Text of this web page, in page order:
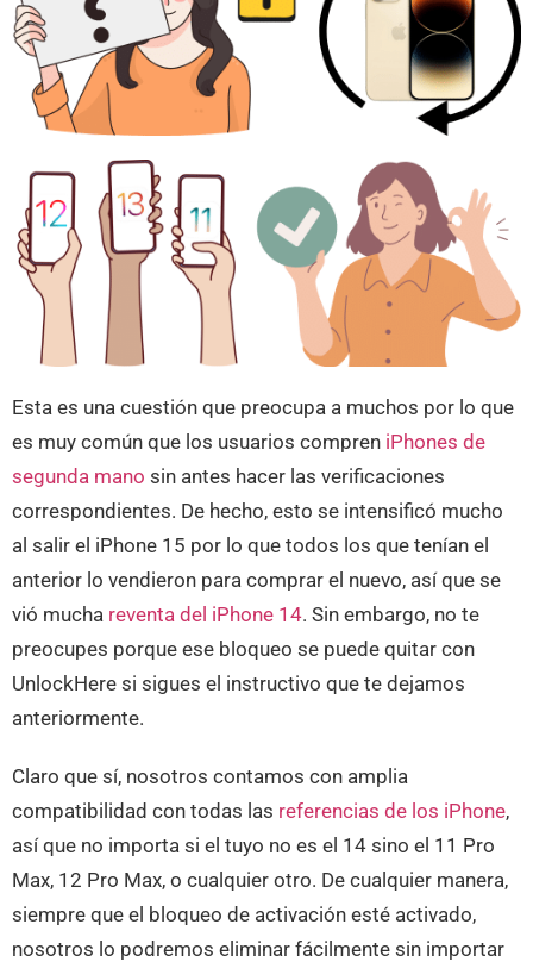
Esta es una cuestión que preocupa a muchos por lo que
es muy común que los usuarios compren iPhones de
segunda mano sin antes hacer las verificaciones
correspondientes. De hecho, esto se intensificó mucho
al salir el iPhone 15 por lo que todos los que tenían el
anterior lo vendieron para comprar el nuevo, así que se
vió mucha reventa del iPhone 14. Sin embargo, no te
preocupes porque ese bloqueo se puede quitar con
UnlockHere si sigues el instructivo que te dejamos
anteriormente.
Claro que sí, nosotros contamos con amplia
compatibilidad con todas las referencias de los iPhone,
así que no importa si el tuyo no es el 14 sino el 11 Pro
Max, 12 Pro Max, o cualquier otro. De cualquier manera,
siempre que el bloqueo de activación esté activado,
nosotros lo podremos eliminar fácilmente sin importar